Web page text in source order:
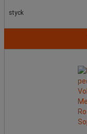
styck